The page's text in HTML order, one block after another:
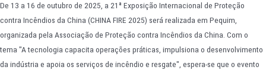
De 13 a 16 de outubro de 2025, a 21ª Exposição Internacional de Proteção
contra Incêndios da China (CHINA FIRE 2025) será realizada em Pequim,
organizada pela Associação de Proteção contra Incêndios da China. Com o
tema "A tecnologia capacita operações práticas, impulsiona o desenvolvimento
da indústria e apoia os serviços de incêndio e resgate", espera-se que o evento